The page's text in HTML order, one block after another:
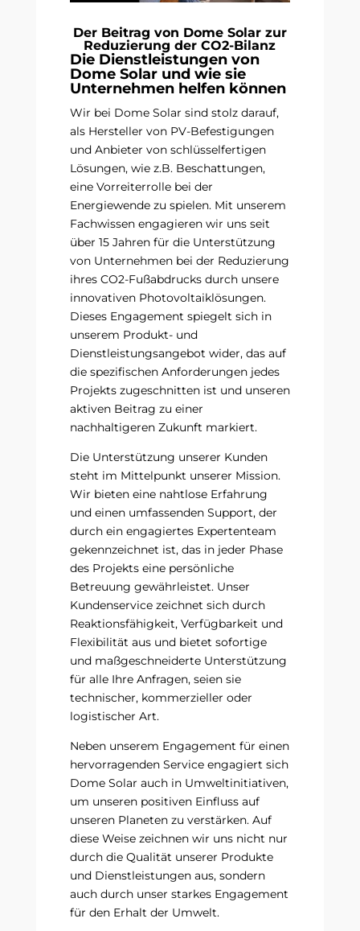
Der Beitrag von Dome Solar zur
Reduzierung der CO2-Bilanz
Die Dienstleistungen von
Dome Solar und wie sie
Unternehmen helfen können
Wir bei Dome Solar sind stolz darauf,
als Hersteller von PV-Befestigungen
und Anbieter von schlüsselfertigen
Lösungen, wie z.B. Beschattungen,
eine Vorreiterrolle bei der
Energiewende zu spielen. Mit unserem
Fachwissen engagieren wir uns seit
über 15 Jahren für die Unterstützung
von Unternehmen bei der Reduzierung
ihres CO2-Fußabdrucks durch unsere
innovativen Photovoltaiklösungen.
Dieses Engagement spiegelt sich in
unserem Produkt- und
Dienstleistungsangebot wider, das auf
die spezifischen Anforderungen jedes
Projekts zugeschnitten ist und unseren
aktiven Beitrag zu einer
nachhaltigeren Zukunft markiert.
Die Unterstützung unserer Kunden
steht im Mittelpunkt unserer Mission.
Wir bieten eine nahtlose Erfahrung
und einen umfassenden Support, der
durch ein engagiertes Expertenteam
gekennzeichnet ist, das in jeder Phase
des Projekts eine persönliche
Betreuung gewährleistet. Unser
Kundenservice zeichnet sich durch
Reaktionsfähigkeit, Verfügbarkeit und
Flexibilität aus und bietet sofortige
und maßgeschneiderte Unterstützung
für alle Ihre Anfragen, seien sie
technischer, kommerzieller oder
logistischer Art.
Neben unserem Engagement für einen
hervorragenden Service engagiert sich
Dome Solar auch in Umweltinitiativen,
um unseren positiven Einfluss auf
unseren Planeten zu verstärken. Auf
diese Weise zeichnen wir uns nicht nur
durch die Qualität unserer Produkte
und Dienstleistungen aus, sondern
auch durch unser starkes Engagement
für den Erhalt der Umwelt.